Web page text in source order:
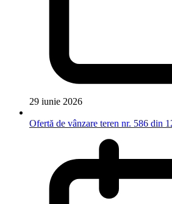
29 iunie 2026
Ofertă de vânzare teren nr. 586 din